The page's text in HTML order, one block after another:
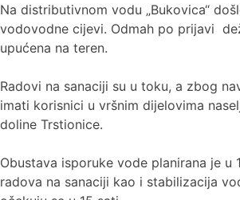
Na distributivnom vodu „Bukovica“
vodovodne cijevi. Odmah po prijavi
upućena na teren.
Radovi na sanaciji su u toku, a zbog
imati korisnici u vršnim dijelovima
doline Trstionice.
Obustava isporuke vode planirana je u
radova na sanaciji kao i stabilizacija